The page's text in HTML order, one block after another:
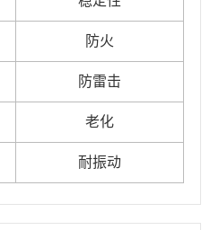
防火
防雷击
老化
耐振动